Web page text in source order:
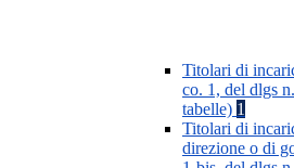
Titolari di
co. 1, del dlgs
tabelle) 1
Titolari di
direzione o di